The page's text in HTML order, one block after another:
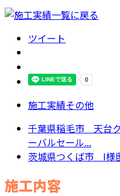
ツイート
施工実績その他
千葉県稲毛市 天台
ーバルセール...
茨城県つくば市 I様
施工内容